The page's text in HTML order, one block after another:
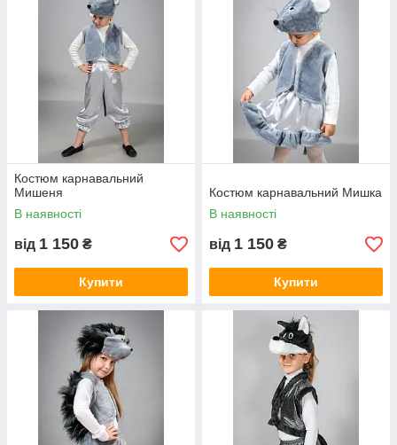
Костюм карнавальний
Мишеня
В наявності
від 1 150 ₴
Купити
Костюм карнавальний Мишка
В наявності
від 1 150 ₴
Купити